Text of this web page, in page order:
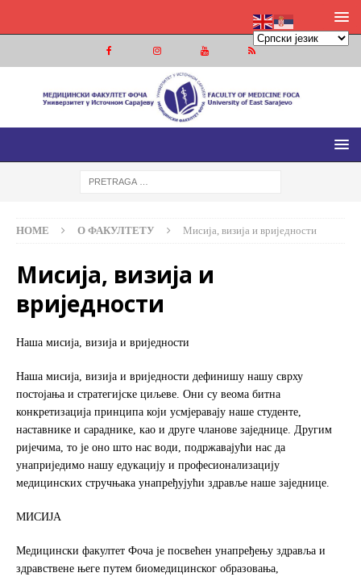
МЕДИЦИНСКИ ФАКУЛТЕТ ФОЧА
МЕДИЦИНСКИ ФАКУЛТЕТ УНИВЕРЗИТЕТА У ИСТОЧНОМ
HOME О ФАКУЛТЕТУ Мисија, визија и вриједности
Мисија, визија и
вриједности
Наша мисија, визија и вриједности
Наша мисија, визија и вриједности дефинишу нашу сврху
постојања и стратегијске циљеве. Они су веома битна
конкретизација принципа који усмјеравају наше студенте,
наставнике и сараднике, као и друге чланове заједнице. Другим
ријечима, то је оно што нас води, подржавајући нас да
унаприједимо нашу едукацију и професионализацију
медицинских стручњака унапређујући здравље наше заједнице.
МИСИЈА
Медицински факултет Фоча је посвећен унапређењу здравља и
здравствене његе путем биомедицинског образовања,